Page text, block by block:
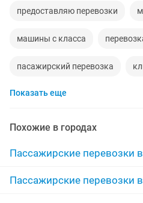
предоставляю перевозки
машины с класса
пасажирский перевозка
ста выписка
пассажирские перевозки
оплата ежедневно обеды
Показать еще
Похожие в городах
Пассажирские перевозки
Пассажирские перевозки